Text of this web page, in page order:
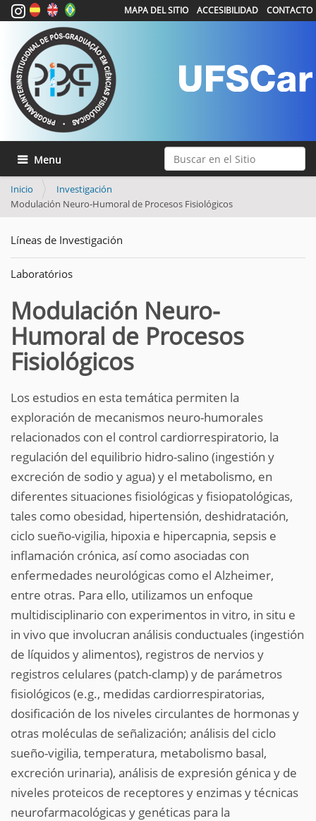
Búsqueda Avanzada…
MAPA DEL SITIO ACCESIBILIDAD CONTACTO
Mostrar/Ocultar navegación
Inicio
Investigación
Modulación Neuro-Humoral de Procesos Fisiológicos
Líneas de Investigación
Laboratórios
Modulación Neuro-
Humoral de Procesos
Fisiológicos
Los estudios en esta temática permiten la
exploración de mecanismos neuro-humorales
relacionados con el control cardiorrespiratorio, la
regulación del equilibrio hidro-salino (ingestión y
excreción de sodio y agua) y el metabolismo, en
diferentes situaciones fisiológicas y fisiopatológicas,
tales como obesidad, hipertensión, deshidratación,
ciclo sueño-vigilia, hipoxia e hipercapnia, sepsis e
inflamación crónica, así como asociadas con
enfermedades neurológicas como el Alzheimer,
entre otras. Para ello, utilizamos un enfoque
multidisciplinario con experimentos in vitro, in situ e
in vivo que involucran análisis conductuales (ingestión
de líquidos y alimentos), registros de nervios y
registros celulares (patch-clamp) y de parámetros
fisiológicos (e.g., medidas cardiorrespiratorias,
dosificación de los niveles circulantes de hormonas y
otras moléculas de señalización; análisis del ciclo
sueño-vigilia, temperatura, metabolismo basal,
excreción urinaria), análisis de expresión génica y de
niveles proteicos de receptores y enzimas y técnicas
neurofarmacológicas y genéticas para la